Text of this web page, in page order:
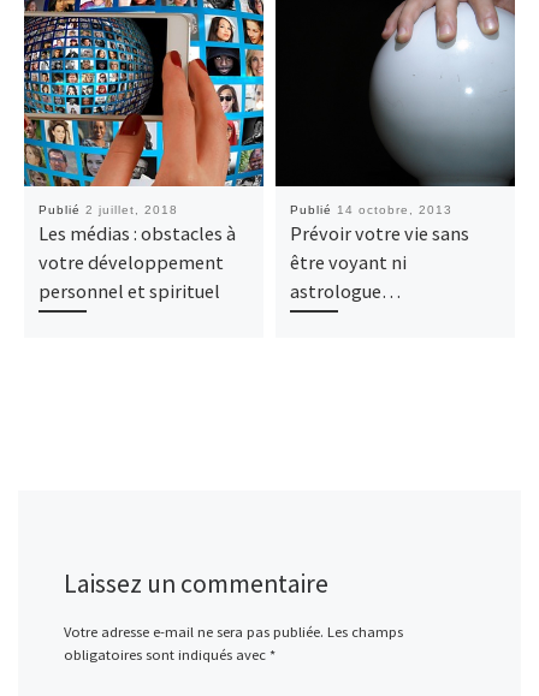
Publié 2 juillet, 2018
Les médias : obstacles à
votre développement
personnel et spirituel
Publié 14 octobre, 2013
Prévoir votre vie sans
être voyant ni
astrologue…
Laissez un commentaire
Votre adresse e-mail ne sera pas publiée. Les champs
obligatoires sont indiqués avec *